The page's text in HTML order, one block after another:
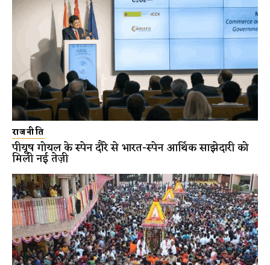
राजनीति
पीयूष गोयल के स्पेन दौरे से भारत-स्पेन आर्थिक साझेदारी को
मिली नई तेज़ी